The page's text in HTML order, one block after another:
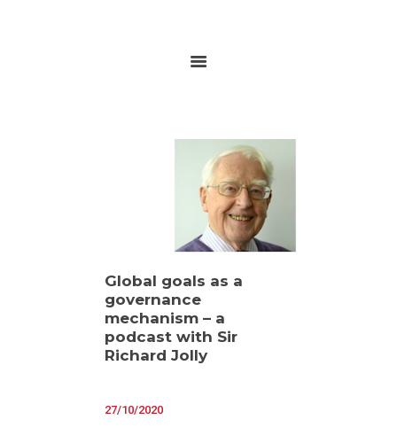
GLOBALGOALS 2024
Global goals as a
governance
mechanism – a
podcast with Sir
Richard Jolly
27/10/2020